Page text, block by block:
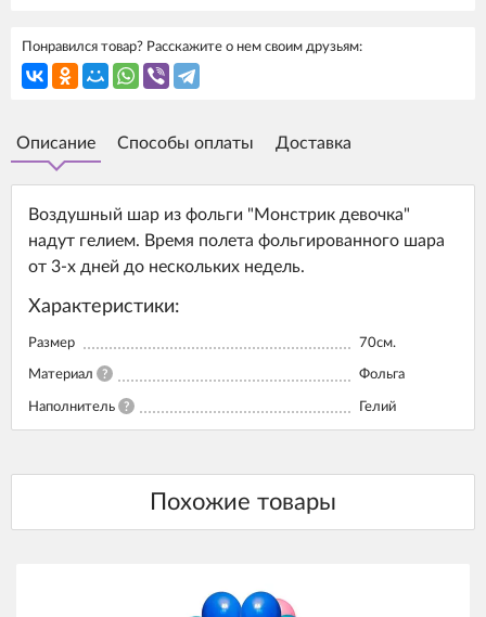
Понравился товар? Расскажите о нем своим друзьям:
Описание Способы оплаты Доставка
Воздушный шар из фольги "Монстрик девочка"
надут гелием. Время полета фольгированного шара
от 3-х дней до нескольких недель.
Характеристики:
Размер 70см.
Материал ? Фольга
Наполнитель ? Гелий